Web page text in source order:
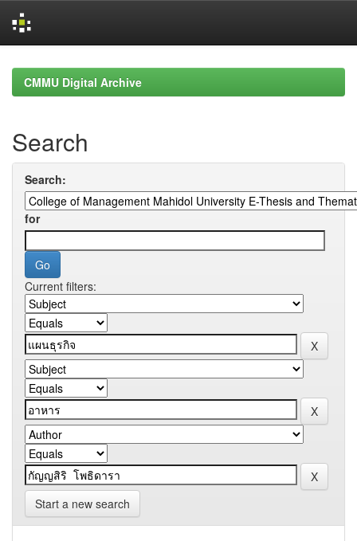
navigationCMMU Digital Archive
Search
Search:
for
Current filters:
Start a new search